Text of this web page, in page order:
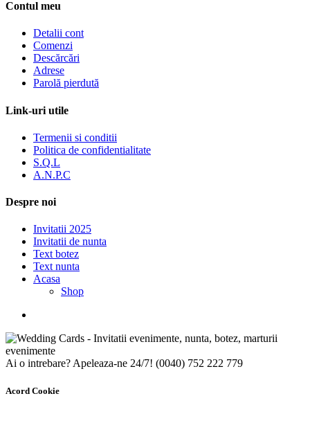
Contul meu
Detalii cont
Comenzi
Descărcări
Adrese
Parolă pierdută
Link-uri utile
Termenii si conditii
Politica de confidentialitate
S.Q.L
A.N.P.C
Despre noi
Invitatii 2025
Invitatii de nunta
Text botez
Text nunta
Acasa
Shop
Ai o intrebare? Apeleaza-ne 24/7! (0040) 752 222 779
Acord Cookie